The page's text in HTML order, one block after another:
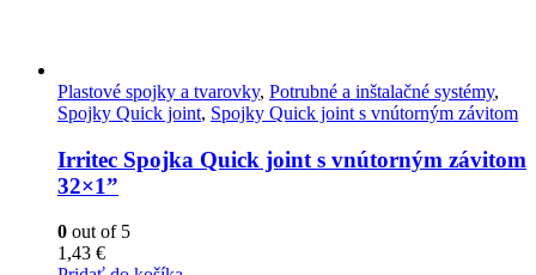
Plastové spojky a tvarovky, Potrubné a inštalačné systémy,
Spojky Quick joint, Spojky Quick joint s vnútorným závitom
Irritec Spojka Quick joint s vnútorným závitom
32×1”
0 out of 5
1,43 €